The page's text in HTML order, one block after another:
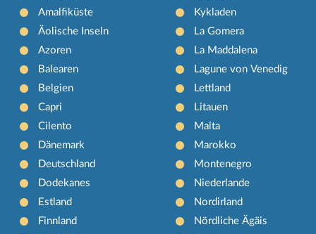
Amalfiküste
Äolische Inseln
Azoren
Balearen
Belgien
Capri
Cilento
Dänemark
Deutschland
Dodekanes
Estland
Finnland
Kykladen
La Gomera
La Maddalena
Lagune von Venedig
Lettland
Litauen
Malta
Marokko
Montenegro
Niederlande
Nordirland
Nördliche Ägäis